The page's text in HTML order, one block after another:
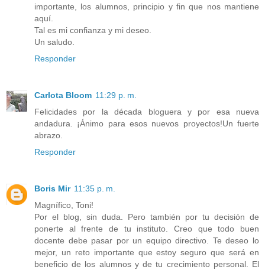
importante, los alumnos, principio y fin que nos mantiene
aquí.
Tal es mi confianza y mi deseo.
Un saludo.
Responder
Carlota Bloom 11:29 p. m.
Felicidades por la década bloguera y por esa nueva
andadura. ¡Ánimo para esos nuevos proyectos!Un fuerte
abrazo.
Responder
Boris Mir 11:35 p. m.
Magnífico, Toni!
Por el blog, sin duda. Pero también por tu decisión de
ponerte al frente de tu instituto. Creo que todo buen
docente debe pasar por un equipo directivo. Te deseo lo
mejor, un reto importante que estoy seguro que será en
beneficio de los alumnos y de tu crecimiento personal. El